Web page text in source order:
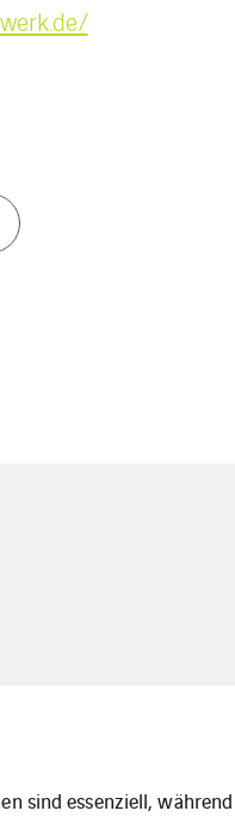
sind essenziell,